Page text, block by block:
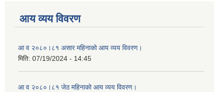
आय व्यय विवरण
आ व २०८०।८१ असार महिनाको आय व्यय विवरण।
मिति: 07/19/2024 - 14:45
आ व २०८०।८१ जेठ महिनाको आय व्यय विवरण।